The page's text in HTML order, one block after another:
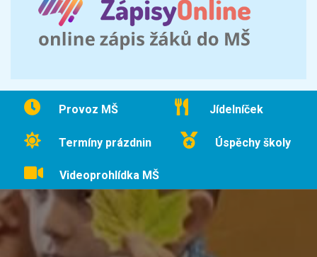
Provoz MŠ Jídelníček
Termíny prázdnin Úspěchy školy
Videoprohlídka MŠ